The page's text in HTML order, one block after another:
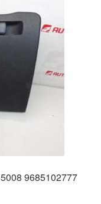
9685102777